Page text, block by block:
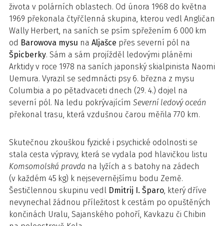
života v polárních oblastech. Od února 1968 do května
1969 překonala čtyřčlenná skupina, kterou vedl Angličan
Wally Herbert, na saních se psím spřežením 6 000 km
od Barowova mysu na Aljašce přes severní pól na
Špicberky. Sám a sám projížděl ledovými pláněmi
Arktidy v roce 1978 na saních japonský skialpinista Naomi
Uemura. Vyrazil se sedmnácti psy 6. března z mysu
Columbia a po pětadvaceti dnech (29. 4.) dojel na
severní pól. Na ledu pokrývajícím Severní ledový oceán
překonal trasu, která vzdušnou čarou měřila 770 km.
Skutečnou zkouškou fyzické i psychické odolnosti se
stala cesta výpravy, která se vydala pod hlavičkou listu
Komsomolská pravda na lyžích a s batohy na zádech
(v každém 45 kg) k nejsevernějšímu bodu Země.
Šestičlennou skupinu vedl Dmitrij I. Šparo, který dříve
nevynechal žádnou příležitost k cestám po opuštěných
končinách Uralu, Sajanského pohoří, Kavkazu či Chibin